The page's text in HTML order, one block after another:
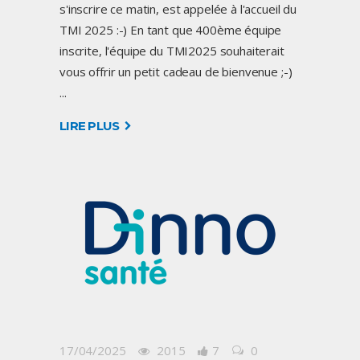
s'inscrire ce matin, est appelée à l'accueil du
TMI 2025 :-) En tant que 400ème équipe
inscrite, l'équipe du TMI2025 souhaiterait
vous offrir un petit cadeau de bienvenue ;-)
LIRE PLUS
17/04/2025 2015 7 0